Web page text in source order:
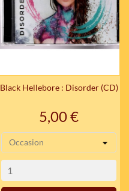
Black Hellebore : Disorder (CD)
Prix
5,00 €